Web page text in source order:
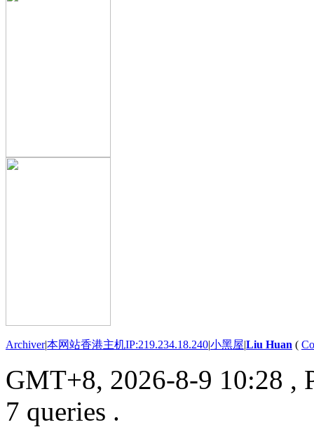
Archiver|本网站香港主机IP:219.234.18.240|小黑屋|Liu Huan (
GMT+8, 2026-8-9 10:28 ,
7 queries .